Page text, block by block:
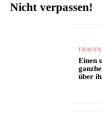
Nicht verpassen!
Einen
über